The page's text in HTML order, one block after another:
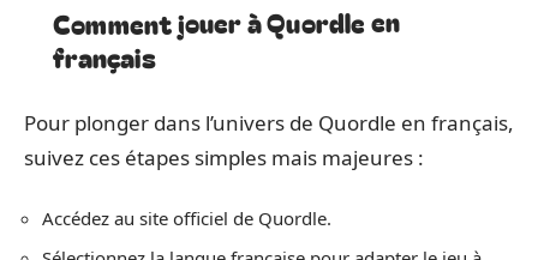
Comment jouer à Quordle en
français
Pour plonger dans l’univers de Quordle en français,
suivez ces étapes simples mais majeures :
Accédez au site officiel de Quordle.